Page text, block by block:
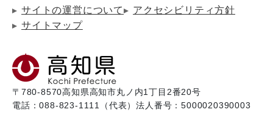
サイトの運営について
アクセシビリティ方針
サイトマップ
〒780-8570高知県高知市丸ノ内1丁目2番20号
電話：088-823-1111（代表）法人番号：5000020390003